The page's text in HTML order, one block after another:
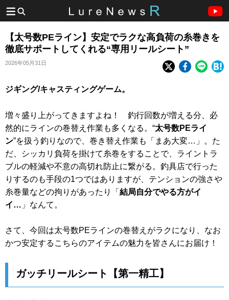
【太号数PEライン】安定でラクな高負荷の糸巻きを
徹底サポートしてくれる“専用リールシート”
2026年05月31日
ジギング/キャスティングゲーム。
増々盛り上がってきますよね！ 釣行回数が増える分、必
然的にラインの巻替え作業も多くなる。“太号数PEライ
ン”を扱う釣りなので、巻き替え作業も「まあ大変…」。た
だ、シッカリ負荷を掛けて糸巻をすることで、ライントラ
ブルの軽減や不意の高切れ防止に繋がる。釣具店で行った
りするのも手段の1つではありますが、テンションの強さや
糸巻量などの拘りがあったり「 結局自分でやる方がイ
イ… 」なんて。
さて、今回は太号数PEラインの巻替えがラクになり、なお
かつ安定するこちらのアイテムの魅力を皆さんにお届け！
ガッチリールシート【第一精工】